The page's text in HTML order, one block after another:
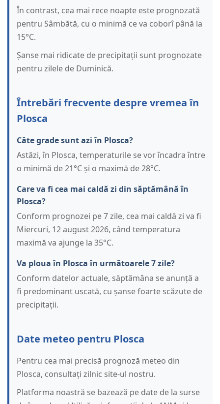
În contrast, cea mai rece noapte este prognozată
pentru Sâmbătă, cu o minimă ce va coborî până la
15°C.
Șanse mai ridicate de precipitații sunt prognozate
pentru zilele de Duminică.
Întrebări frecvente despre vremea în
Plosca
Câte grade sunt azi în Plosca?
Astăzi, în Plosca, temperaturile se vor încadra între
o minimă de 21°C și o maximă de 28°C.
Care va fi cea mai caldă zi din săptămână în
Plosca?
Conform prognozei pe 7 zile, cea mai caldă zi va fi
Miercuri, 12 august 2026, când temperatura
maximă va ajunge la 35°C.
Va ploua în Plosca în următoarele 7 zile?
Conform datelor actuale, săptămâna se anunță a
fi predominant uscată, cu șanse foarte scăzute de
precipitații.
Date meteo pentru Plosca
Pentru cea mai precisă prognoză meteo din
Plosca, consultați zilnic site-ul nostru.
Platforma noastră se bazează pe date de la surse